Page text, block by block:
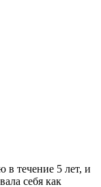
в течение 5 лет, и
себя как